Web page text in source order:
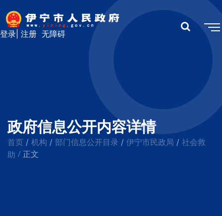
无障碍
登录 注册
政府信息公开内容详情
首页 / 机构 / 部门信息公开目录 / 伊宁市民政局 / 社会救
助 / 正文